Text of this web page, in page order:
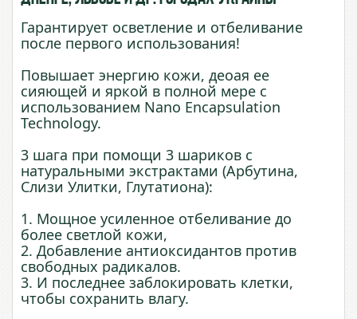
Гарантирует осветление и отбеливание
после первого использования!
Повышает энергию кожи, деоая ее
сияющей и яркой в полной мере с
использованием Nano Encapsulation
Technology.
3 шага при помощи 3 шариков с
натуральными экстрактами (Арбутина,
Слизи Улитки, Глутатиона):
1. Мощное усиленное отбеливание до
более светлой кожи,
2. Добавление антиоксидантов против
свободных радикалов.
3. И последнее заблокировать клетки,
чтобы сохранить влагу.